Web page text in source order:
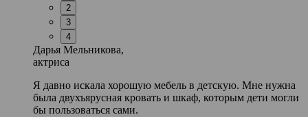
2
3
4
Дарья Мельникова,
актриса
Я давно искала хорошую мебель в детскую. Мне нужна
была двухъярусная кровать и шкаф, которым дети могли
бы пользоваться сами.